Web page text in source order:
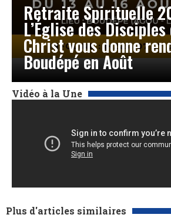
Retraite Spirituelle
L’Église des Disciples
Christ vous donne
Boudépé en Août
Vidéo à la Une
Plus d'articles similaires